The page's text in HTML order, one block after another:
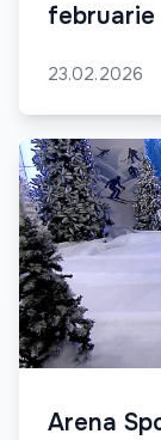
februarie
23.02.2026
Arena